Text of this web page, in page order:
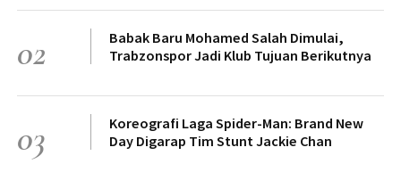
02
Babak Baru Mohamed Salah Dimulai,
Trabzonspor Jadi Klub Tujuan Berikutnya
03
Koreografi Laga Spider-Man: Brand New
Day Digarap Tim Stunt Jackie Chan